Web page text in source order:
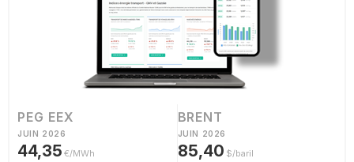
PEG EEX
JUIN 2026
44,35 €/MWh
BRENT
JUIN 2026
85,40 $/baril